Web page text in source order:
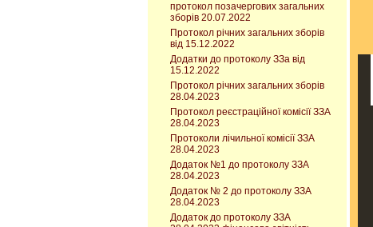
протокол позачергових загальних
зборів 20.07.2022
Протокол річних загальних зборів
від 15.12.2022
Додатки до протоколу ЗЗа від
15.12.2022
Протокол річних загальних зборів
28.04.2023
Протокол реєстраційної комісії ЗЗА
28.04.2023
Протоколи лічильної комісії ЗЗА
28.04.2023
Додаток №1 до протоколу ЗЗА
28.04.2023
Додаток № 2 до протоколу ЗЗА
28.04.2023
Додаток до протоколу ЗЗА